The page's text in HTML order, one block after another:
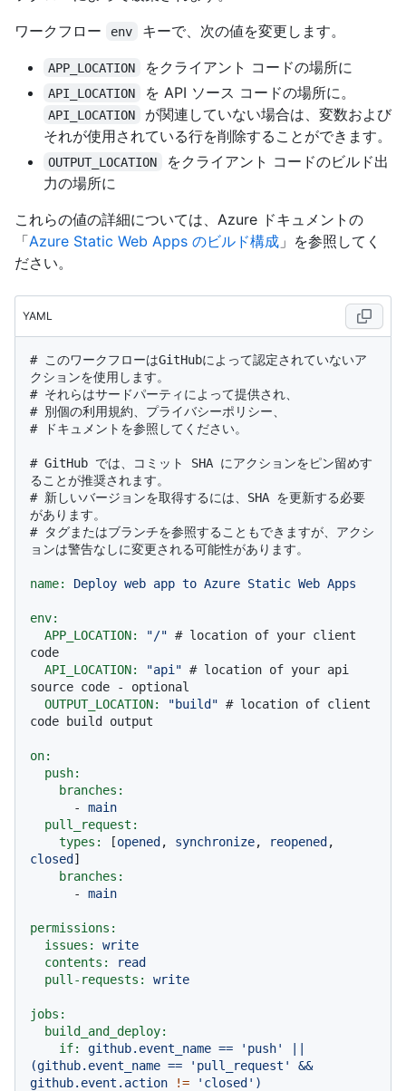
ワークフロー
env キーで、次の値を変更します。
APP_LOCATION をクライアント コードの場所に
API_LOCATION を API ソース コードの場所に。
API_LOCATION
が関連していない場合は、変数および
それが使用されている行を削除することができます。
OUTPUT_LOCATION
をクライアント コードのビルド出
力の場所に
これらの値の詳細については、Azure ドキュメントの
「Azure Static Web Apps のビルド構成 」を参照してく
ださい。
YAML
# このワークフローはGitHubによって認定されていないア
クションを使用します。
# それらはサードパーティによって提供され、
# 別個の利用規約、プライバシーポリシー、
# ドキュメントを参照してください。
# GitHub では、コミット SHA にアクションをピン留めす
ることが推奨されます。
# 新しいバージョンを取得するには、SHA を更新する必要
があります。
# タグまたはブランチを参照することもできますが、アクシ
ョンは警告なしに変更される可能性があります。
name: Deploy web app to Azure Static Web Apps
env:
APP_LOCATION:
"/" # location of your client
code
API_LOCATION:
"api" # location of your api
source code - optional
OUTPUT_LOCATION:
"build" # location of client
code build output
on:
push:
branches:
-
main
pull_request:
types:
[opened, synchronize, reopened
closed]
branches:
-
main
permissions:
issues:
write
contents:
read
pull-requests:
write
jobs:
build_and_deploy:
if:
github.event_name == 'push'
||
(github.event_name == 'pull_request'
&&
github.event.action
!= 'closed' )